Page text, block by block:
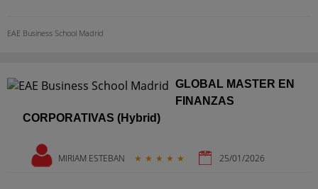
EAE Business School Madrid
GLOBAL MASTER EN
FINANZAS
CORPORATIVAS (Hybrid)
MIRIAM ESTEBAN ★ ★ ★ ★ ★ 25/01/2026